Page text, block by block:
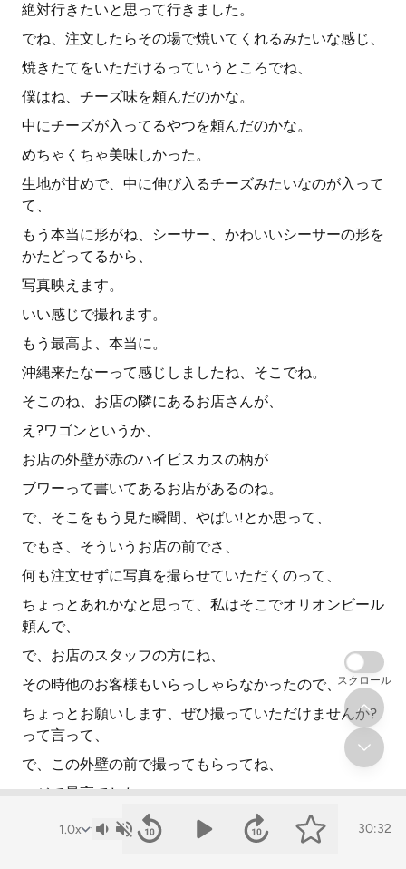
絶対行きたいと思って行きました。
でね、注文したらその場で焼いてくれるみたいな感じ、
焼きたてをいただけるっていうところでね、
僕はね、チーズ味を頼んだのかな。
中にチーズが入ってるやつを頼んだのかな。
めちゃくちゃ美味しかった。
生地が甘めで、中に伸び入るチーズみたいなのが入って
て、
もう本当に形がね、シーサー、かわいいシーサーの形を
かたどってるから、
写真映えます。
いい感じで撮れます。
もう最高よ、本当に。
沖縄来たなーって感じしましたね、そこでね。
そこのね、お店の隣にあるお店さんが、
え?ワゴンというか、
お店の外壁が赤のハイビスカスの柄が
ブワーって書いてあるお店があるのね。
で、そこをもう見た瞬間、やばい!とか思って、
でもさ、そういうお店の前でさ、
何も注文せずに写真を撮らせていただくのって、
ちょっとあれかなと思って、私はそこでオリオンビール
頼んで、
で、お店のスタッフの方にね、
その時他のお客様もいらっしゃらなかったので、
ちょっとお願いします、ぜひ撮っていただけませんか?
って言って、
で、この外壁の前で撮ってもらってね、
マジで最高でした。
もう本当に私、ハイビスカス見たら、
30:32
スクロール